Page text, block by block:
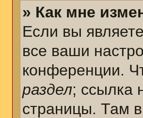
» Как мне
Если вы
все ваши
конференции.
раздел; ссылка
страницы. Там